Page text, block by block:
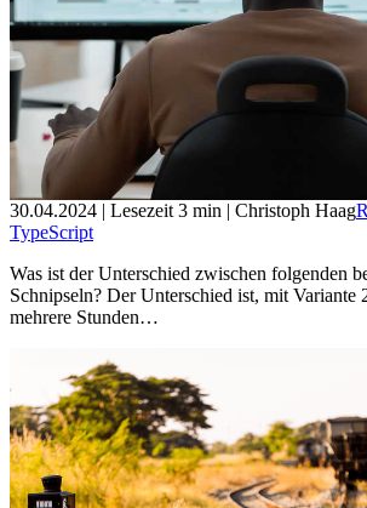
30.04.2024 | Lesezeit 3 min | Christoph Haag
TypeScript
Was ist der Unterschied zwischen folgenden
Schnipseln? Der Unterschied ist, mit Variante
mehrere Stunden…